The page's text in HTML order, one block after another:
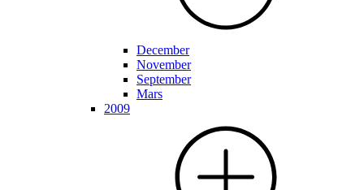
December
November
September
Mars
2009